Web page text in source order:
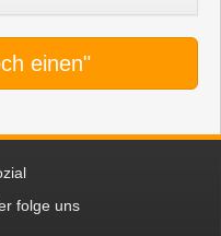
einen"
folge uns